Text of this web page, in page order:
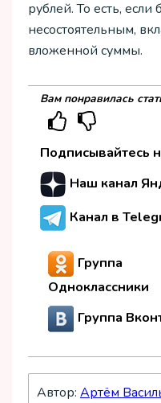
рублей. То есть, если
несостоятельным,
вложенной суммы.
Вам понравилась
Подписывайтесь
Наш канал
Канал в
Группа
Одноклассники
Группа
Автор: Артём